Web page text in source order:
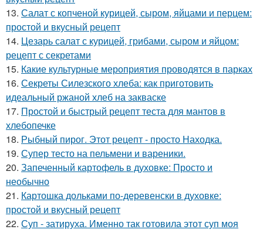
13. Салат с копченой курицей, сыром, яйцами и перцем:
простой и вкусный рецепт
14. Цезарь салат с курицей, грибами, сыром и яйцом:
рецепт с секретами
15. Какие культурные мероприятия проводятся в парках
16. Секреты Силезского хлеба: как приготовить
идеальный ржаной хлеб на закваске
17. Простой и быстрый рецепт теста для мантов в
хлебопечке
18. Рыбный пирог. Этот рецепт - просто Находка.
19. Супер тесто на пельмени и вареники.
20. Запеченный картофель в духовке: Просто и
необычно
21. Картошка дольками по-деревенски в духовке:
простой и вкусный рецепт
22. Суп - затируха. Именно так готовила этот суп моя